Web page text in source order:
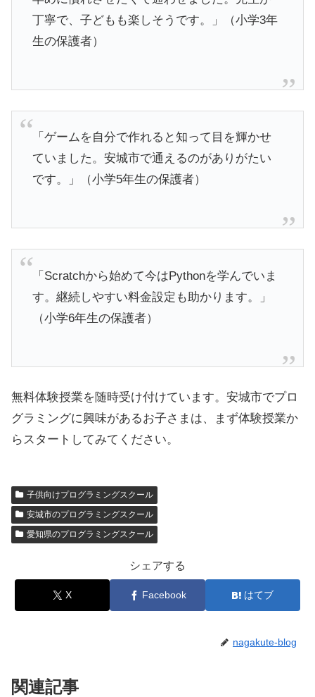
丁寧で、子どもも楽しそうです。」（小学3年
生の保護者）
「ゲームを自分で作れると知って目を輝かせ
ていました。安城市で通えるのがありがたい
です。」（小学5年生の保護者）
「Scratchから始めて今はPythonを学んでいま
す。継続しやすい料金設定も助かります。」
（小学6年生の保護者）
無料体験授業を随時受け付けています。安城市でプロ
グラミングに興味があるお子さまは、まず体験授業か
らスタートしてみてください。
子供向けプログラミングスクール
安城市のプログラミングスクール
愛知県のプログラミングスクール
シェアする
X Facebook はてブ
nagakute-blog
関連記事